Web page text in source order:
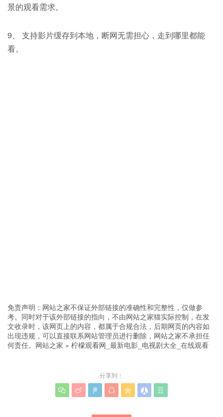
景的观看需求。
9、 支持影片缓存到本地，断网无需担心，走到哪里都能
看。
免责声明：网站之家不保证外部链接的准确性和完整性，仅做参
考。同时对于该外部链接的指向，不由网站之家猫实际控制，在发
文收录时，该网页上的内容，都属于合规合法，后期网页的内容如
出现违规，可以直接联系网站管理员进行删除，网站之家不承担任
何责任。 网站之家 » 柠檬观看网_最新电影_电视剧大全_在线观看
分享到：
      